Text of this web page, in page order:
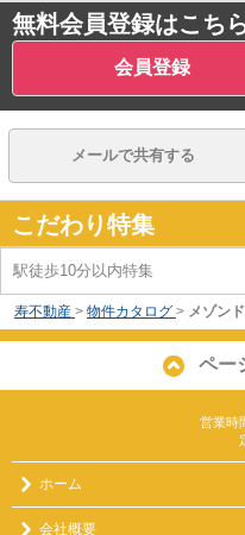
無料会員登録はこち
会員登録
メールで共有する
こだわり特集
駅徒歩10分以内特集
寿不動産 > 物件カタログ > メゾン
ペー
営業時
ホーム
会社概要